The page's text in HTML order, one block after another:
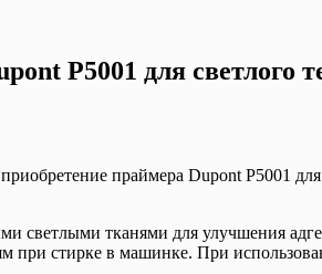
P5001 для светлого
праймера Dupont P5001 для
светлыми тканями для улучшения
при стирке в машинке. При